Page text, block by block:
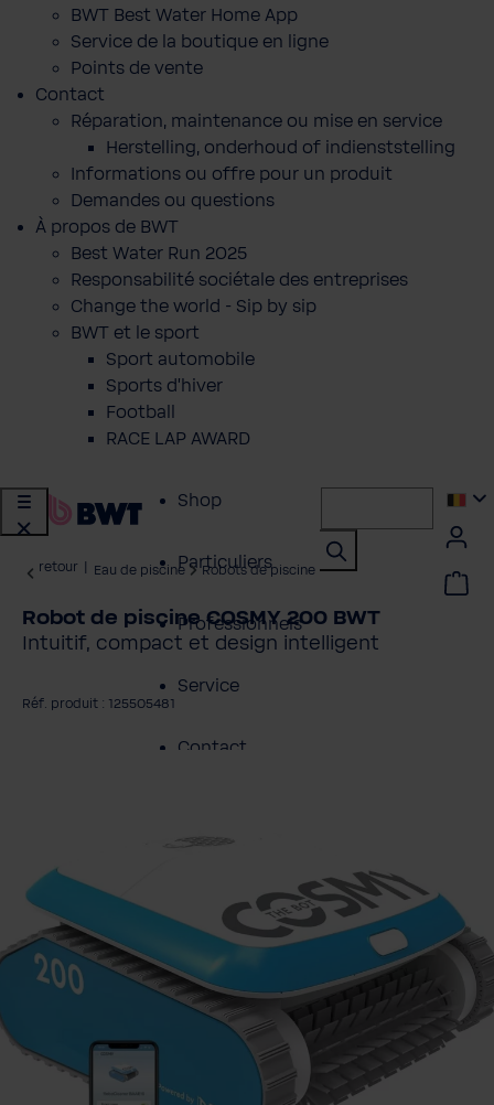
BWT Best Water Home App
Service de la boutique en ligne
Points de vente
Contact
Réparation, maintenance ou mise en service
Herstelling, onderhoud of indienststelling
Informations ou offre pour un produit
Demandes ou questions
À propos de BWT
Best Water Run 2025
Responsabilité sociétale des entreprises
Change the world - Sip by sip
BWT et le sport
Sport automobile
Sports d'hiver
Football
RACE LAP AWARD
Shop
Particuliers
Professionnels
Service
Contact
retour Eau de piscine Robots de piscine
Robot de piscine COSMY 200 BWT
Intuitif, compact et design intelligent
Réf. produit : 125505481